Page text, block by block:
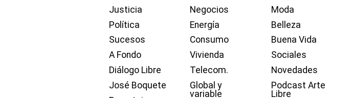
Justicia
Política
Sucesos
A Fondo
Diálogo Libre
José Boquete
Negocios
Energía
Consumo
Vivienda
Telecom.
Global y
variable
Moda
Belleza
Buena Vida
Sociales
Novedades
Podcast Arte
Libre